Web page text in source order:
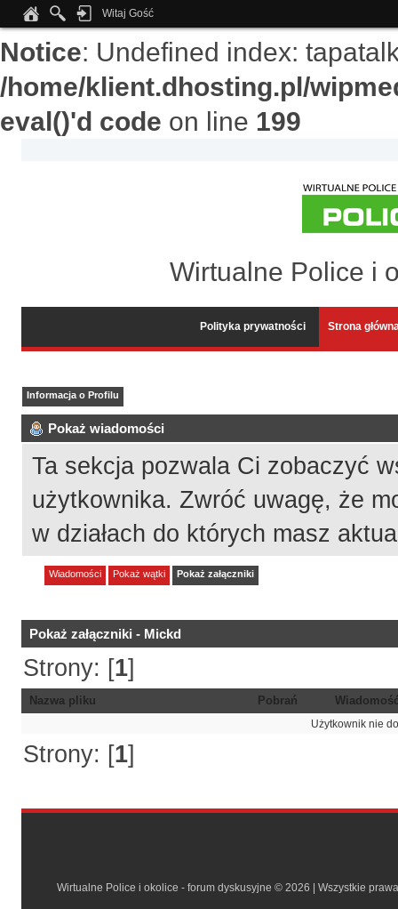
Notice: Undefined index:
/home/klient.dhosting.pl/
eval()'d code on line 199
Witaj Gość
Wirtualne Police i
Polityka prywatności Strona
Informacja o Profilu
Pokaż wiadomości
Ta sekcja pozwala Ci zobaczyć
użytkownika. Zwróć uwagę, że
w działach do których masz
Wiadomości Pokaż wątki Pokaż załączniki
Pokaż załączniki - Mickd
Strony: [1]
Nazwa pliku Pobrań
Użytkownik nie
Strony: [1]
Wirtualne Police i okolice - forum dyskusyjne © 2026 | Wszystkie